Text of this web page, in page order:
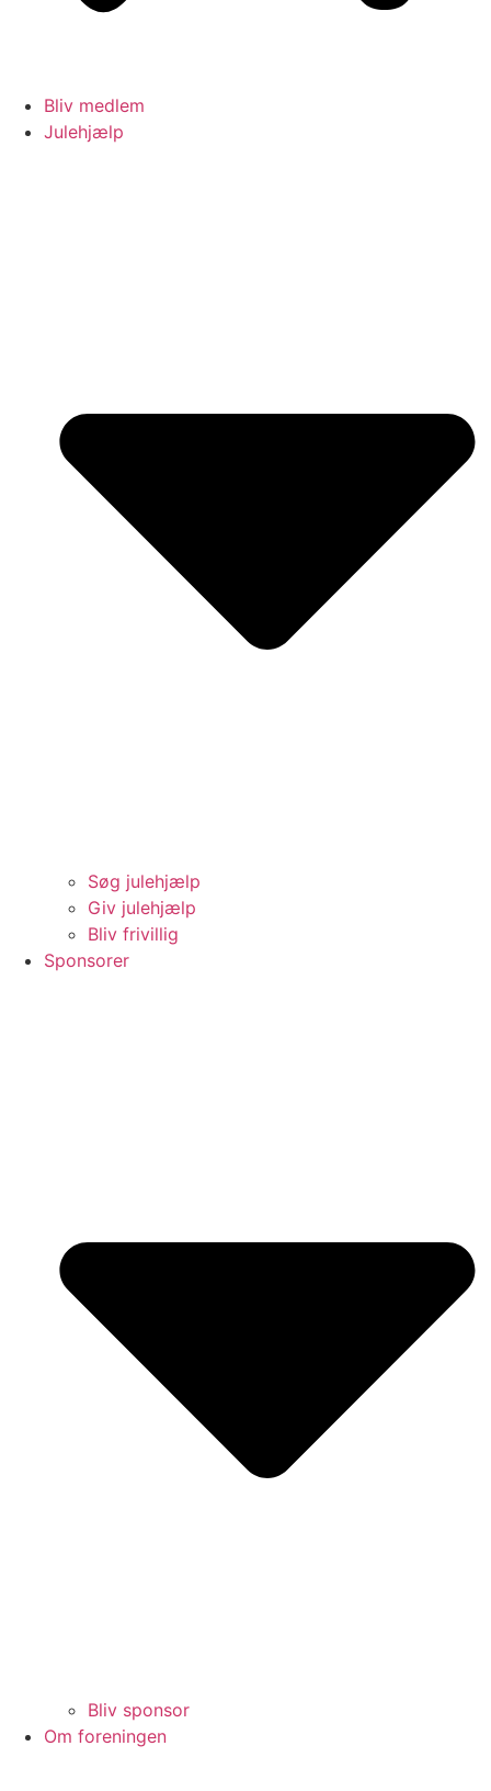
Bliv medlem
Julehjælp
Søg julehjælp
Giv julehjælp
Bliv frivillig
Sponsorer
Bliv sponsor
Om foreningen